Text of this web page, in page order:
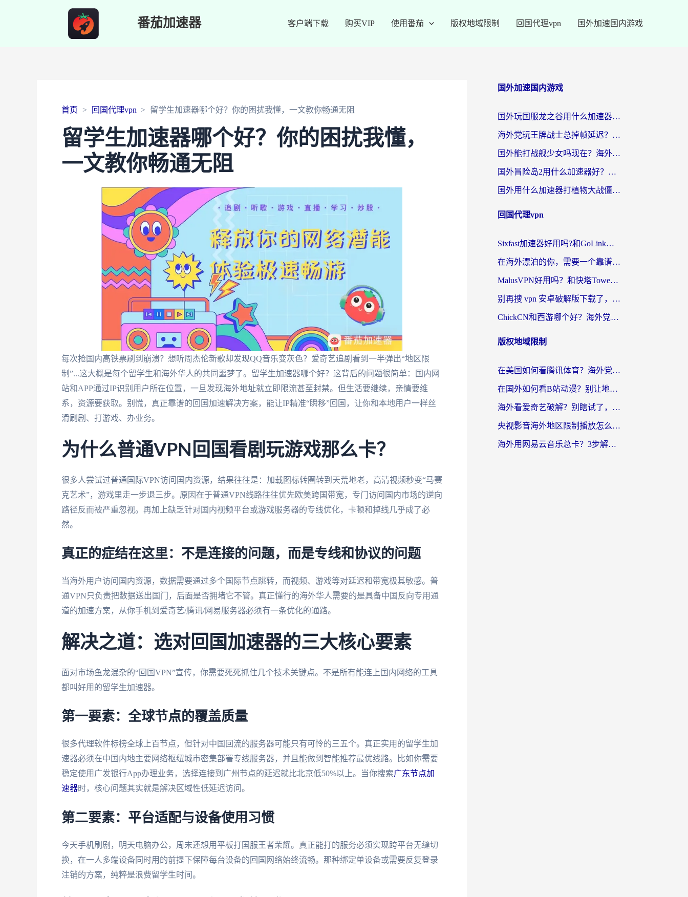
番茄加速器 客户端下载 购买VIP 使用番茄 版权地域限制 回国代理vpn 国外加速国内游戏
首页 回国代理vpn 留学生加速器哪个好？你的困扰我懂，一文教你畅通无阻
留学生加速器哪个好？你的困扰我懂，
一文教你畅通无阻
每次抢国内高铁票刷到崩溃？想听周杰伦新歌却发现QQ音乐变灰色？爱奇艺追剧看到一半弹出“地区限
制”...这大概是每个留学生和海外华人的共同噩梦了。留学生加速器哪个好？这背后的问题很简单：国内网
站和APP通过IP识别用户所在位置，一旦发现海外地址就立即限流甚至封禁。但生活要继续，亲情要维
系，资源要获取。别慌，真正靠谱的回国加速解决方案，能让IP精准“瞬移”回国，让你和本地用户一样丝
滑刷剧、打游戏、办业务。
为什么普通VPN回国看剧玩游戏那么卡？
很多人尝试过普通国际VPN访问国内资源，结果往往是：加载图标转圈转到天荒地老，高清视频秒变“马赛
克艺术”，游戏里走一步退三步。原因在于普通VPN线路往往优先欧美跨国带宽，专门访问国内市场的逆向
路径反而被严重忽视。再加上缺乏针对国内视频平台或游戏服务器的专线优化，卡顿和掉线几乎成了必
然。
真正的症结在这里：不是连接的问题，而是专线和协议的问题
当海外用户访问国内资源，数据需要通过多个国际节点跳转，而视频、游戏等对延迟和带宽极其敏感。普
通VPN只负责把数据送出国门，后面是否拥堵它不管。真正懂行的海外华人需要的是具备中国反向专用通
道的加速方案，从你手机到爱奇艺/腾讯/网易服务器必须有一条优化的通路。
解决之道：选对回国加速器的三大核心要素
面对市场鱼龙混杂的“回国VPN”宣传，你需要死死抓住几个技术关键点。不是所有能连上国内网络的工具
都叫好用的留学生加速器。
第一要素：全球节点的覆盖质量
很多代理软件标榜全球上百节点，但针对中国回流的服务器可能只有可怜的三五个。真正实用的留学生加
速器必须在中国内地主要网络枢纽城市密集部署专线服务器，并且能做到智能推荐最优线路。比如你需要
稳定使用广发银行App办理业务，选择连接到广州节点的延迟就比北京低50%以上。当你搜索广东节点加
速器时，核心问题其实就是解决区域性低延迟访问。
第二要素：平台适配与设备使用习惯
今天手机刷剧，明天电脑办公，周末还想用平板打国服王者荣耀。真正能打的服务必须实现跨平台无缝切
换，在一人多端设备同时用的前提下保障每台设备的回国网络始终流畅。那种绑定单设备或需要反复登录
注销的方案，纯粹是浪费留学生时间。
国外加速国内游戏
国外玩国服龙之谷用什么加速器最好？一份给海外游子的终极指南
海外党玩王牌战士总掉帧延迟？这份王牌战士延迟加速器终极指南救你命
国外能打战舰少女吗现在？海外玩家的国服游戏加速终极指南
国外冒险岛2用什么加速器好？海外党国服游戏畅玩全攻略（附鸣潮哈利波特加速技巧）
国外用什么加速器打植物大战僵尸好？海外党国服游戏加速终极指南
回国代理vpn
Sixfast加速器好用吗?和GoLink加速器对比哪个回国效果更好?海外党亲测实用指南
在海外漂泊的你，需要一个靠谱的“回国机场”
MalusVPN好用吗？和快塔TowerFastVPN对比哪个回国效果更好？海外党亲测实用指南
别再搜 vpn 安卓破解版下载了，海外党回国上网的正确姿势在这里
ChickCN和西游哪个好？海外党2026亲测回国加速器选择指南（附expressvpn中国对比）
版权地域限制
在美国如何看腾讯体育？海外党解锁NBA欧洲杯直播的终极攻略
在国外如何看B站动漫？别让地区限制打断你的追番节奏
海外看爱奇艺破解？别瞎试了，这才是留学生华人追剧看球的正确打开方式
央视影音海外地区限制播放怎么办？海外党亲测有效的回国加速指南
海外用网易云音乐总卡？3步解决版权限制+卡顿，还能听喜马拉雅！